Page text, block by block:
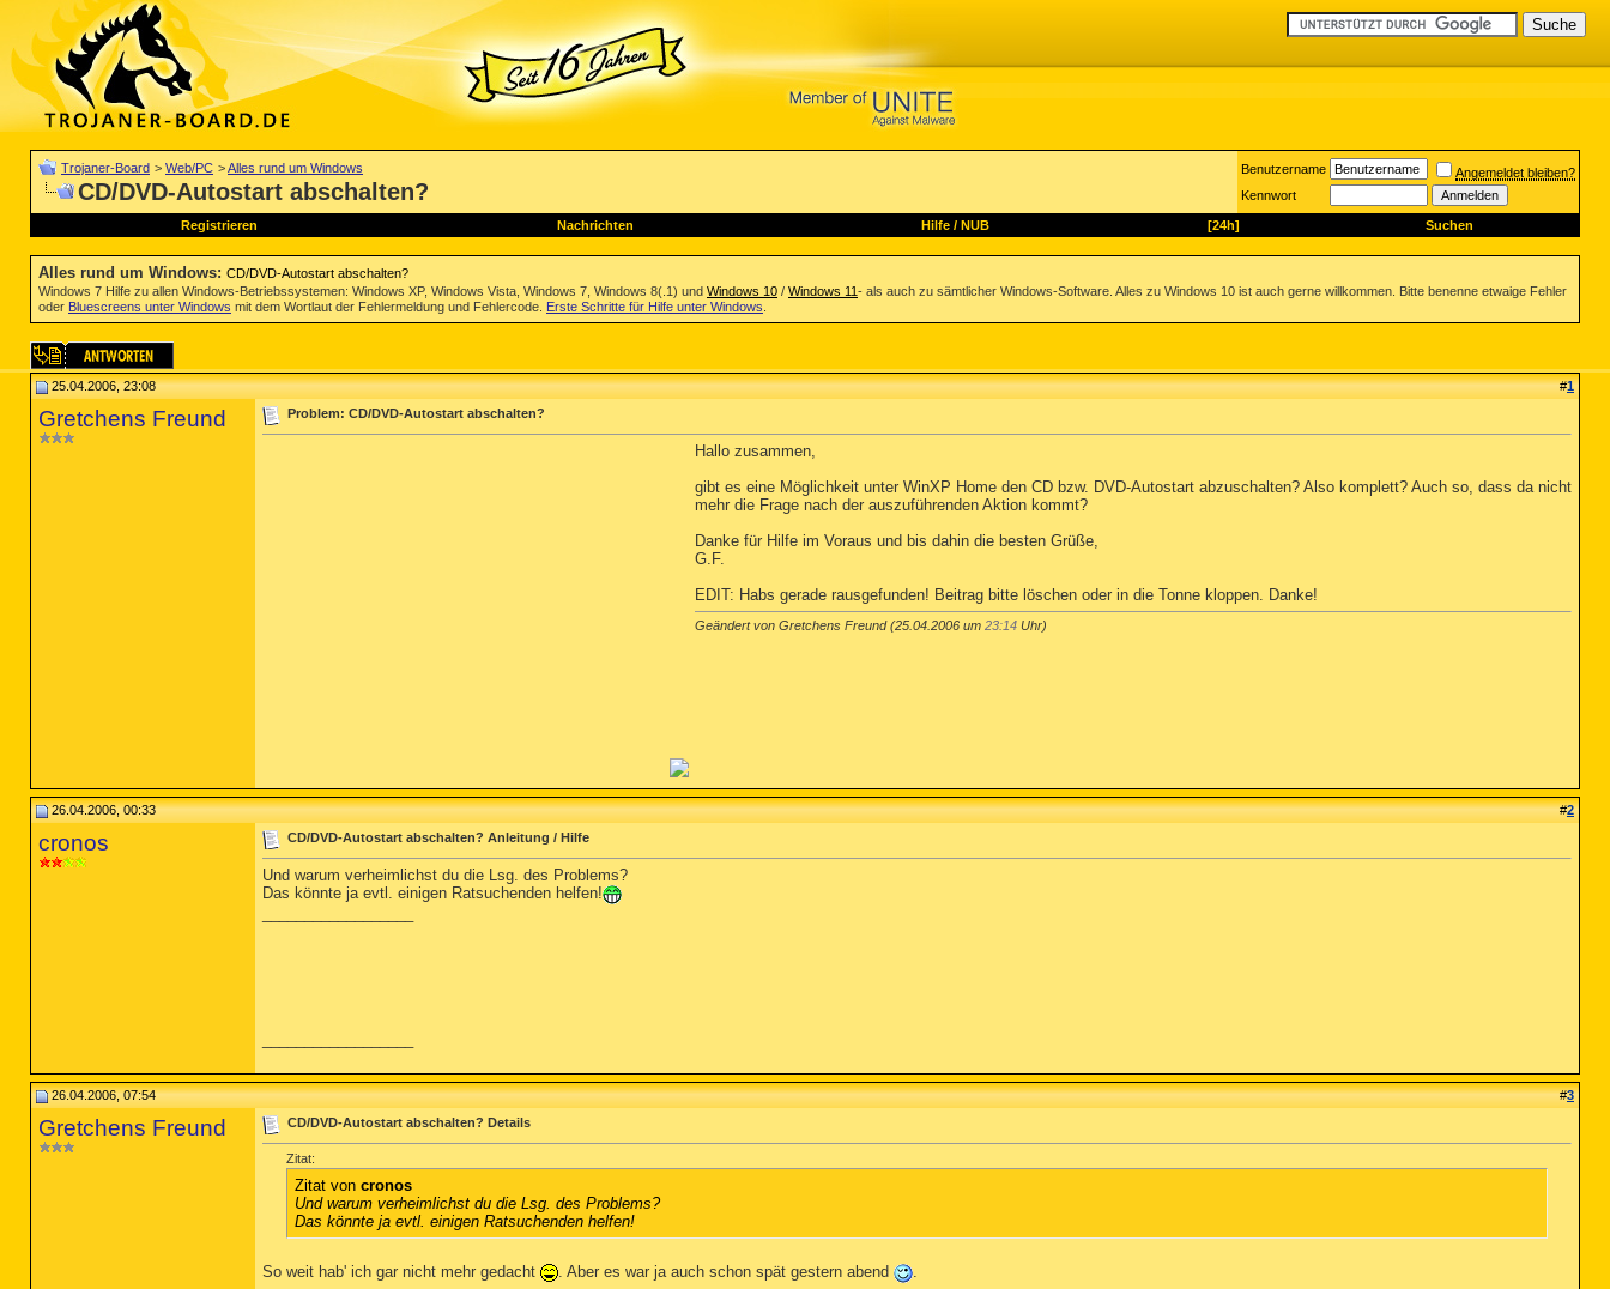
Trojaner-Board > Web/PC >Alles rund um Windows
CD/DVD-Autostart abschalten?
Benutzername
Angemeldet bleiben?
Kennwort
Registrieren Nachrichten Hilfe/ NUB [24h] Suchen
Alles rund um Windows: CD/DVD-Autostart abschalten?
Windows 7 Hilfe zu allen Windows-Betriebssystemen: Windows XP, Windows Vista, Windows 7, Windows 8(.1) und Windows 10 / Windows 11- als auch zu sämtlicher Windows-Software. Alles zu Windows 10 ist auch gerne willkommen. Bitte benenne etwaige Fehler
oder Bluescreens unter Windows mit dem Wortlaut der Fehlermeldung und Fehlercode. Erste Schritte für Hilfe unter Windows
25.04.2006, 23:08 #1
Gretchens Freund Problem: CD/DVD-Autostart abschalten?
Hallo zusammen,
gibt es eine Möglichkeit unter WinXP Home den CD bzw. DVD-Autostart abzuschalten? Also komplett? Auch so, dass da nicht
mehr die Frage nach der auszuführenden Aktion kommt?
Danke für Hilfe im Voraus und bis dahin die besten Grüße,
G.F.
EDIT: Habs gerade rausgefunden! Beitrag bitte löschen oder in die Tonne kloppen. Danke!
Geändert von Gretchens Freund (25.04.2006 um 23:14 Uhr)
26.04.2006, 00:33 #2
cronos CD/DVD-Autostart abschalten? Anleitung / Hilfe
Und warum verheimlichst du die Lsg. des Problems?
Das könnte ja evtl. einigen Ratsuchenden helfen!
26.04.2006, 07:54 #3
Gretchens Freund CD/DVD-Autostart abschalten? Details
Zitat:
Zitat von cronos
Und warum verheimlichst du die Lsg. des Problems?
Das könnte ja evtl. einigen Ratsuchenden helfen!
So weit hab' ich gar nicht mehr gedacht . Aber es war ja auch schon spät gestern abend .